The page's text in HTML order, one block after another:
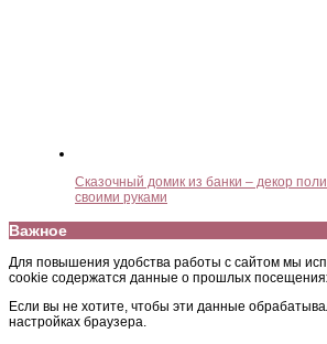
Сказочный домик из банки – декор
своими руками
Важное
Для повышения удобства работы с сайтом мы
cookie содержатся данные о прошлых
Если вы не хотите, чтобы эти данные
настройках браузера.